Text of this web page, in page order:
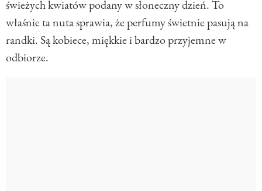
świeżych kwiatów podany w słoneczny dzień. To
właśnie ta nuta sprawia, że perfumy świetnie pasują na
randki. Są kobiece, miękkie i bardzo przyjemne w
odbiorze.